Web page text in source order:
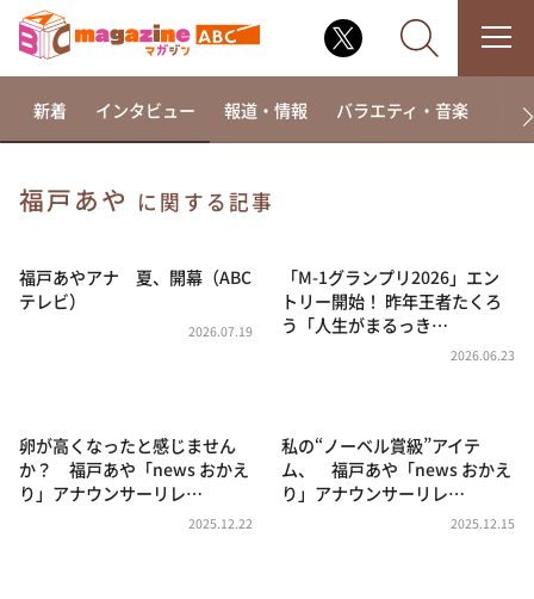
相席食堂
これ余談なんですけど・・・
～人生密着トークバラエティ！～ やすとものいたっ
news おかえり
河合＆A.B.C-Z塚田×福井アナ「なんでやねん！？」
（news おかえり）
新着 インタビュー 報道・情報 バラエティ・音楽 ド
福戸あや に関する記事
福戸あやアナ 夏、開幕（ABC
テレビ）
2026.07.19
「M-1グランプリ2026」エン
トリー開始！ 昨年王者たくろ
う「人生がまるっき…
2026.06.23
卵が高くなったと感じません
か？ 福戸あや「news おかえ
り」アナウンサーリレ…
2025.12.22
私の“ノーベル賞級”アイテ
ム、 福戸あや「news おかえ
り」アナウンサーリレ…
2025.12.15